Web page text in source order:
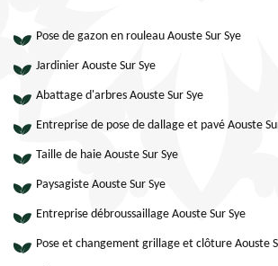
Pose de gazon en rouleau Aouste Sur Sye
Jardinier Aouste Sur Sye
Abattage d'arbres Aouste Sur Sye
Entreprise de pose de dallage et pavé Aouste
Taille de haie Aouste Sur Sye
Paysagiste Aouste Sur Sye
Entreprise débroussaillage Aouste Sur Sye
Pose et changement grillage et clôture Aouste